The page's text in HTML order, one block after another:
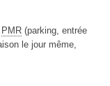
PMR (parking, entrée
le jour même,